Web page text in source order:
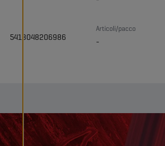
5413048206986
Articoli/pacco
-